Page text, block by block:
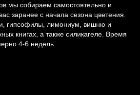
мы собираем самостоятельно и
заранее с начала сезона цветения.
гипсофилы, лимониум, вишню и
книгах, а также силикагеле. Время
4-6 недель.